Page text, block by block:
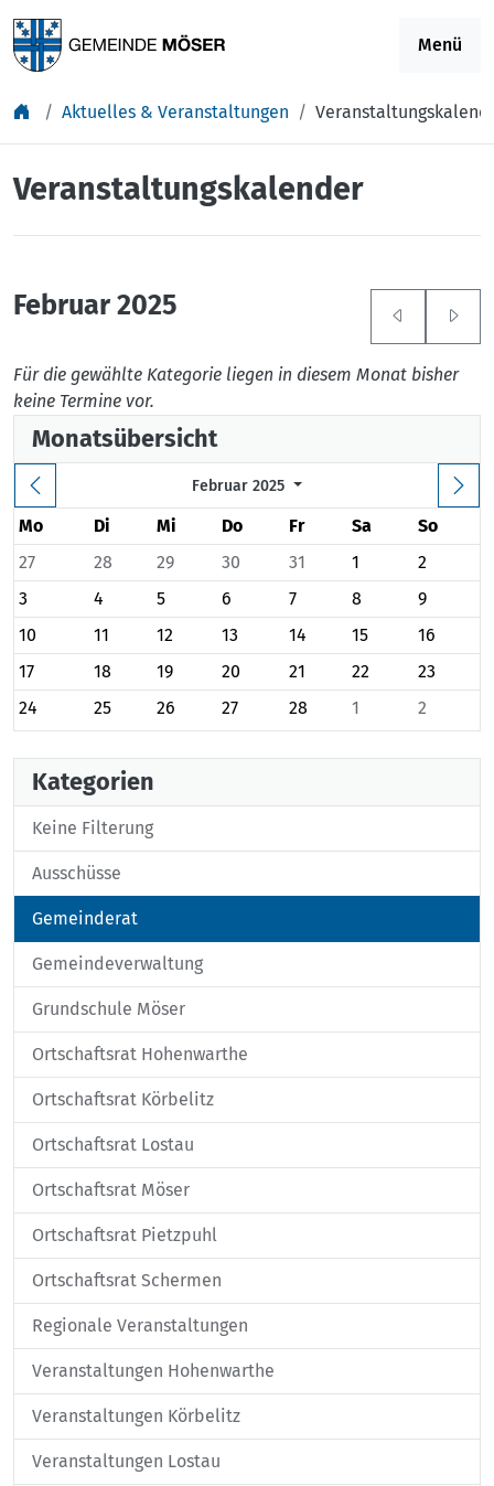
Menü
Aktuelles & Veranstaltungen
Veranstaltungskalender
Februar 2025
Für die gewählte Kategorie liegen in diesem Monat bisher
keine Termine vor.
Monatsübersicht
Februar 2025
Mo Di Mi Do Fr Sa
So
27
28 29 30 31 1
2
3
4 5 6 7 8
9
10
11 12 13 14 15
16
17
18 19 20 21 22
23
24
25 26 27 28 1 2
Kategorien
Keine Filterung
Ausschüsse
Gemeinderat
Gemeindeverwaltung
Grundschule Möser
Ortschaftsrat Hohenwarthe
Ortschaftsrat Körbelitz
Ortschaftsrat Lostau
Ortschaftsrat Möser
Ortschaftsrat Pietzpuhl
Ortschaftsrat Schermen
Regionale Veranstaltungen
Veranstaltungen Hohenwarthe
Veranstaltungen Körbelitz
Veranstaltungen Lostau